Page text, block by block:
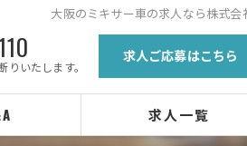
大阪のミキサー車の求人なら株式
いたします。
求人ご応募はこちら
求人一覧